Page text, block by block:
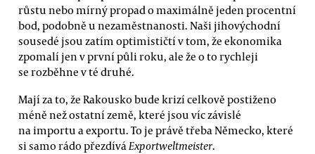
růstu nebo mírný propad o maximálně jeden procentní
bod, podobně u nezaměstnanosti. Naši jihovýchodní
sousedé jsou zatím optimističtí v tom, že ekonomika
zpomalí jen v první půli roku, ale že o to rychleji
se rozběhne v té druhé.
Mají za to, že Rakousko bude krizí celkově postiženo
méně než ostatní země, které jsou víc závislé
na importu a exportu. To je právě třeba Německo, které
si samo rádo přezdíváExportweltmeister.